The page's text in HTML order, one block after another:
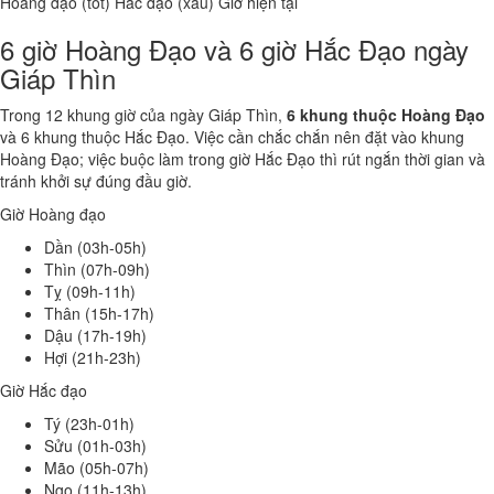
6 giờ Hoàng Đạo và 6 giờ Hắc Đạo ngày
Giáp Thìn
Trong 12 khung giờ của ngày Giáp Thìn, 6 khung thuộc Hoàng Đạo
và 6 khung thuộc Hắc Đạo. Việc cần chắc chắn nên đặt vào khung
Hoàng Đạo; việc buộc làm trong giờ Hắc Đạo thì rút ngắn thời gian và
tránh khởi sự đúng đầu giờ.
Giờ Hoàng đạo
Dần (03h-05h)
Thìn (07h-09h)
Tỵ (09h-11h)
Thân (15h-17h)
Dậu (17h-19h)
Hợi (21h-23h)
Giờ Hắc đạo
Tý (23h-01h)
Sửu (01h-03h)
Mão (05h-07h)
Ngọ (11h-13h)